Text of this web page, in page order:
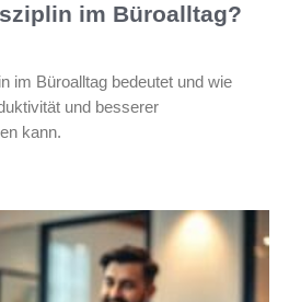
im Büroalltag?
im Büroalltag bedeutet und wie
und besserer
kann.